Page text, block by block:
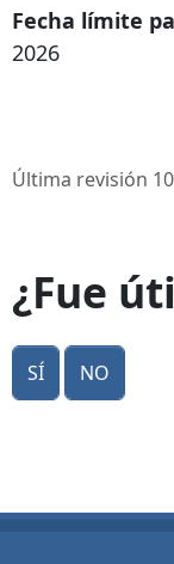
Fecha límite
2026
Última revisión
¿Fue
Sí No